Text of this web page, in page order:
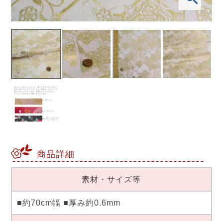
商品詳細
素材・サイズ等
■約70cm幅 ■厚み約0.6mm